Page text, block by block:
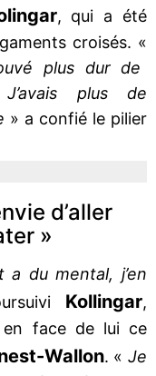
, qui a été
croisés. «
plus dur de
plus de
» a confié le pilier
d’aller
»
a du mental, j’en
Kollingar,
en face de lui ce
Wallon. «Je